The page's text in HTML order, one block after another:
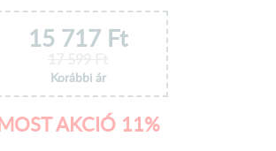
15 717 Ft
Korábbi ár
AKCIÓ 11%